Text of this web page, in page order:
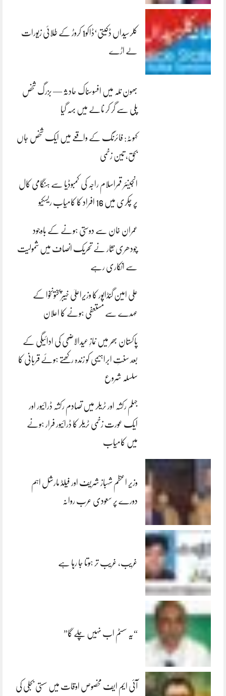
کلرسیداں ڈکیتی‘ڈاکو1 کروڑ کے طلائی زیورات
لے اڑے
بھون نلہ میں افسوسناک حادثہ — بزرگ شخص
پلی سے گر کر نالے میں بہہ گیا
کہوٹہ: فائرنگ کے واقعے میں ایک شخص جاں
بحق، تین زخمی
انجینئر قمراسلام راجہ کی کمبوڈیا سے ہنگامی کال
پر چکری میں 16 افراد کا کامیاب ریسکیو
عمران خان سے دوستی ہونے کے باوجود
چودھری نثار نے تحریک انصاف میں شمولیت
سے انکاری رہے
علی امین گنڈاپور کا وزیراعلیٰ خیبرپختونخوا کے
عہدے سے مستعفی ہونے کا اعلان
پاکستان بھر میں نمازِ عیدالاضحی کی ادائیگی کے
بعد سنتِ ابراہیمی کو زندہ رکھتے ہوئے قربانی کا
سلسلہ شروع
جہلم رکشہ اور ٹریلر میں تصادم رکشہ ڈرائیور اور
ایک عورت زخمی ٹریلر کا ڈرائیور فرار ہونے
میں کامیاب
وزیر اعظم شہباز شریف اور فیلڈ مارشل اہم
دورے پر سعودی عرب روانہ
غریب، غریب تر ہوتا جا رہا ہے
“یہ سسٹم اب نہیں چلے گا”
آئی ایم ایف مخصوص اوقات میں سستی بجلی کی